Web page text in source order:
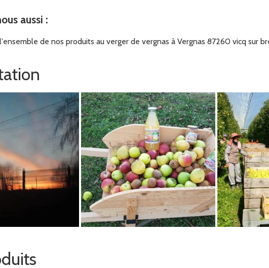
aussi :
de nos produits au verger de vergnas à Vergnas 87260 vicq sur